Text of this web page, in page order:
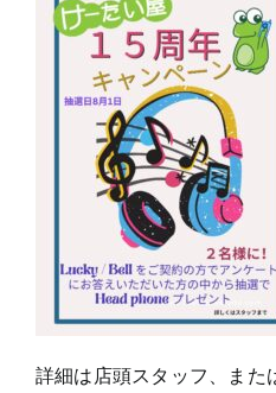
詳細は店頭スタッフ、また